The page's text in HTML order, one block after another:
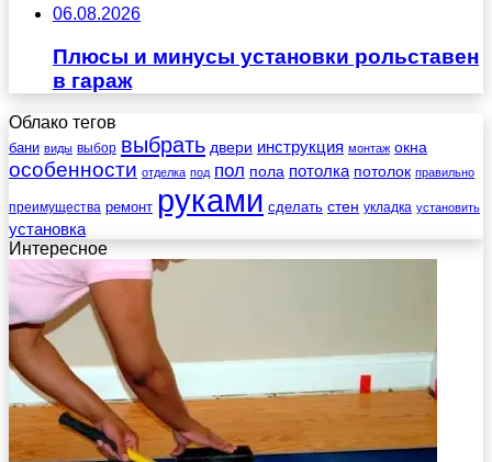
06.08.2026
Плюсы и минусы установки рольставен
в гараж
Облако тегов
бани виды выбор выбрать двери инструкция монтаж окна
особенности отделка под пол пола потолка потолок правильно
преимущества ремонт руками сделать стен укладка установить
установка
Интересное